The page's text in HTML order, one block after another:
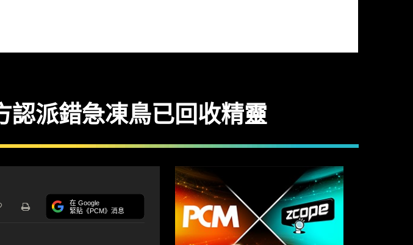
認派錯急凍鳥已回收精靈
在 Google
緊貼《PCM》消息